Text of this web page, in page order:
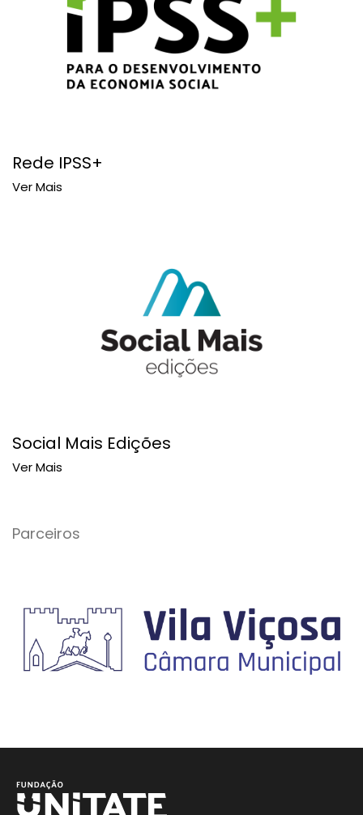
Rede IPSS+
Ver Mais
Social Mais Edições
Ver Mais
Parceiros